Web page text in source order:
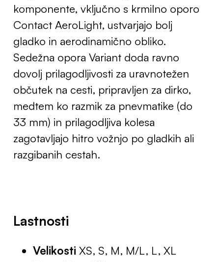
komponente, vključno s krmilno oporo
Contact AeroLight, ustvarjajo bolj
gladko in aerodinamično obliko.
Sedežna opora Variant doda ravno
dovolj prilagodljivosti za uravnotežen
občutek na cesti, pripravljen za dirko,
medtem ko razmik za pnevmatike (do
33 mm) in prilagodljiva kolesa
zagotavljajo hitro vožnjo po gladkih ali
razgibanih cestah.
Lastnosti
Velikosti XS, S, M, M/L, L, XL